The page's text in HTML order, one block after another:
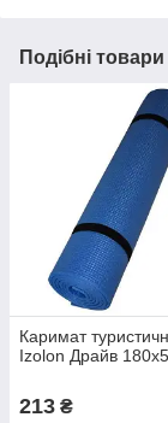
Подібні товари
Каримат
Izolon Драйв
213 ₴